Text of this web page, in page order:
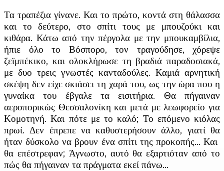
Τα τραπέζια γίνανε. Και το πρώτο, κοντά στη θάλασσα
και το δεύτερο, στο σπίτι τους με μπουζούκι και
κιθάρα. Κάτω από την πέργολα με την μπουκαμβίλια,
ήπιε όλο το Βόσπορο, τον τραγούδησε, χόρεψε
ζεϊμπέκικο, και ολοκλήρωσε τη βραδιά παραδοσιακά,
με δυο τρεις γνωστές κανταδούλες. Καμιά αρνητική
σκέψη δεν είχε σκιάσει τη χαρά του, ως την ώρα που η
γυναίκα του έβγαλε τα εισιτήρια. Θα πήγαιναν
αεροπορικώς Θεσσαλονίκη και μετά με λεωφορείο για
Κομοτηνή. Και πότε με το καλό; Το επόμενο κιόλας
πρωί. Δεν έπρεπε να καθυστερήσουν άλλο, γιατί θα
ήταν δύσκολο να βρουν ένα σπίτι της προκοπής… Και
θα επέστρεφαν; Άγνωστο, αυτό θα εξαρτιόταν από το
πώς θα πήγαιναν τα πράγματα εκεί πάνω…